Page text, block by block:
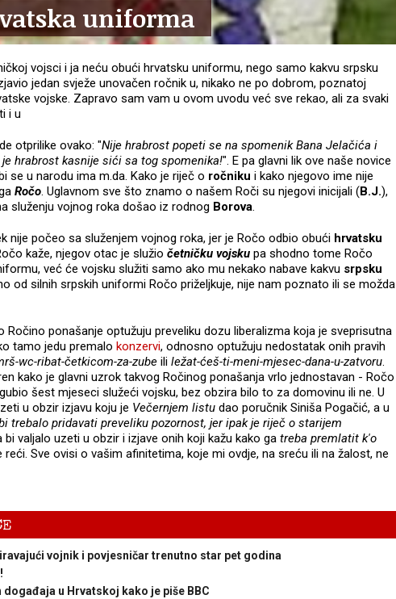
uniforma
vojsci i ja neću obući hrvatsku uniformu, nego samo kakvu srpsku
jedan svježe unovačen ročnik u, nikako ne po dobrom, poznatoj
vojske. Zapravo sam vam u ovom uvodu već sve rekao, ali za svaki
i u
otprilike ovako: "Nije hrabrost popeti se na spomenik Bana Jelačića i
je hrabrost kasnije sići sa tog spomenika!". E pa glavni lik ove naše novice
se u narodu ima m.da. Kako je riječ o ročniku i kako njegovo ime nije
Ročo. Uglavnom sve što znamo o našem Roči su njegovi inicijali (B.J.),
služenju vojnog roka došao iz rodnog Borova.
nije počeo sa služenjem vojnog roka, jer je Ročo odbio obući hrvatsku
kaže, njegov otac je služio četničku vojsku pa shodno tome Ročo
već će vojsku služiti samo ako mu nekako nabave kakvu srpsku
od silnih srpskih uniformi Ročo priželjkuje, nije nam poznato ili se možda
Ročino ponašanje optužuju preveliku dozu liberalizma koja je sveprisutna
tamo jedu premalo konzervi, odnosno optužuju nedostatak onih pravih
wc-ribat-četkicom-za-zube ili ležat-ćeš-ti-meni-mjesec-dana-u-zatvoru.
kako je glavni uzrok takvog Ročinog ponašanja vrlo jednostavan - Ročo
šest mjeseci služeći vojsku, bez obzira bilo to za domovinu ili ne. U
u obzir izjavu koju je Večernjem listu dao poručnik Siniša Pogačić, a u
trebalo pridavati preveliku pozornost, jer ipak je riječ o starijem
bi valjalo uzeti u obzir i izjave onih koji kažu kako ga treba premlatit k'o
reći. Sve ovisi o vašim afinitetima, koje mi ovdje, na sreću ili na žalost, ne
vojnik i povjesničar trenutno star pet godina
u Hrvatskoj kako je piše BBC